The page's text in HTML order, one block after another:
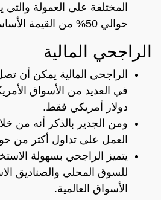
المختلفة على العمولة
حوالي 50% من القيمة الأساسية.
الراجحي المالية
الراجحي المالية يمكن أن
دولار أمريكي فقط.
ومن الجدير بالذكر أنه من
العمل على تداول أكثر من حوالي 37 منصة
يتميز الراجحي بسهولة
للسوق المحلي والصناديق
الأسواق العالمية.